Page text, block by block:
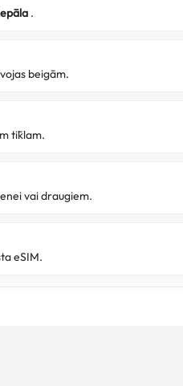
.
beigām.
tīklam.
vai draugiem.
eSIM.